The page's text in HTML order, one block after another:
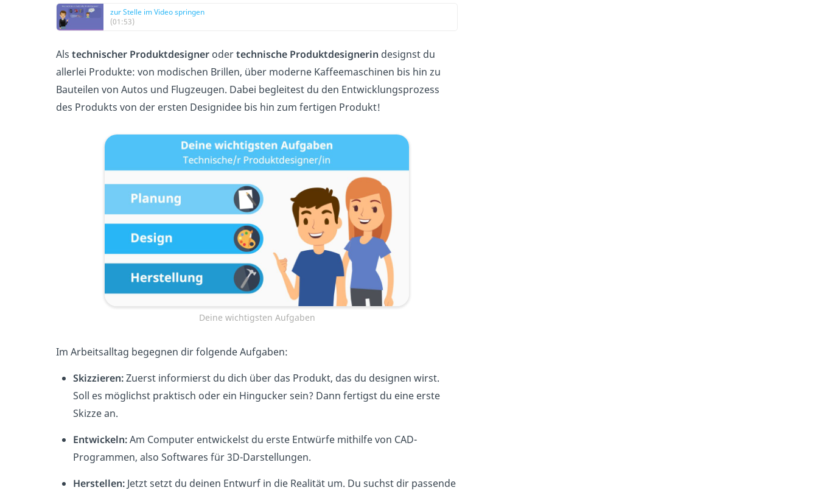
zur Stelle im Video springen
(01:53)
Als technischer Produktdesigner odertechnische Produktdesignerin designst du
allerlei Produkte: von modischen Brillen, über moderne Kaffeemaschinen bis hin zu
Bauteilen von Autos und Flugzeugen. Dabei begleitest du den Entwicklungsprozess
des Produkts von der ersten Designidee bis hin zum fertigen Produkt!
Deine wichtigsten Aufgaben
Im Arbeitsalltag begegnen dir folgende Aufgaben:
Skizzieren:Zuerst informierst du dich über das Produkt, das du designen wirst.
Soll es möglichst praktisch oder ein Hingucker sein? Dann fertigst du eine erste
Skizze an.
Entwickeln:Am Computer entwickelst du erste Entwürfe mithilfe von CAD-
Programmen, also Softwares für 3D-Darstellungen.
Herstellen: Jetzt setzt du deinen Entwurf in die Realität um. Du suchst dir passende